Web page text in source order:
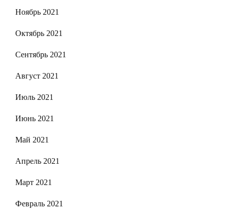
Ноябрь 2021
Октябрь 2021
Сентябрь 2021
Август 2021
Июль 2021
Июнь 2021
Май 2021
Апрель 2021
Март 2021
Февраль 2021